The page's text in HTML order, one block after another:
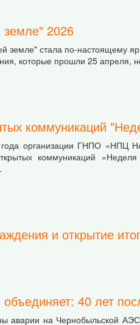
2026
земле" стала по-настоящему
которые прошли 25 апреля,
коммуникаций
организации ГНПО «НПЦ
коммуникаций
и открытие
объединяет: 40 лет
аварии на Чернобыльской